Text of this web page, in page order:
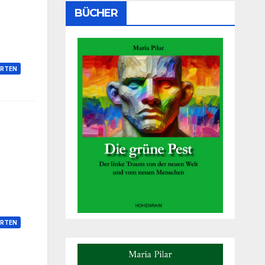
BÜCHER